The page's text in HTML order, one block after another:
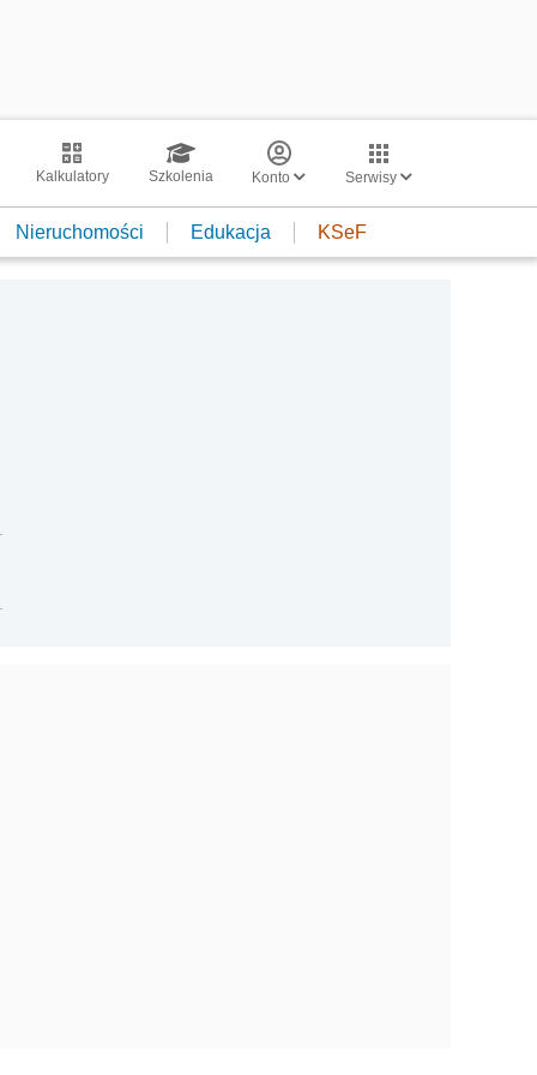
Kalkulatory Szkolenia Konto Serwisy
Nieruchomości Edukacja KSeF